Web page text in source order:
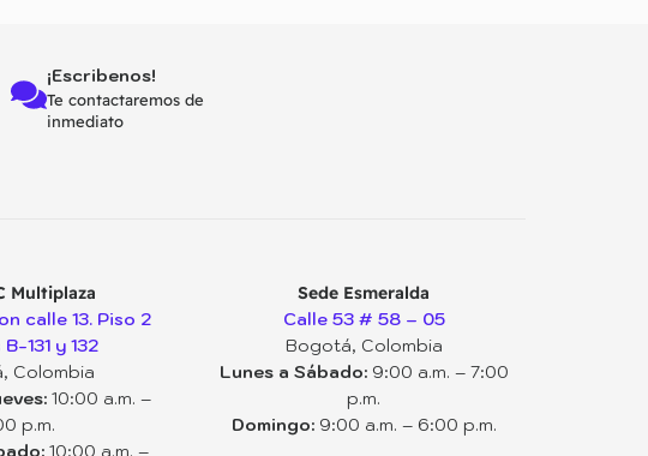
¡Escribenos!
Te contactaremos de
inmediato
Multiplaza
calle 13. Piso 2
131 y 132
Colombia
10:00 a.m. –
p.m.
10:00 a.m. –
Sede Esmeralda
Calle 53 # 58 – 05
Bogotá, Colombia
Lunes a Sábado:9:00 a.m. – 7:00
p.m.
Domingo:9:00 a.m. – 6:00 p.m.